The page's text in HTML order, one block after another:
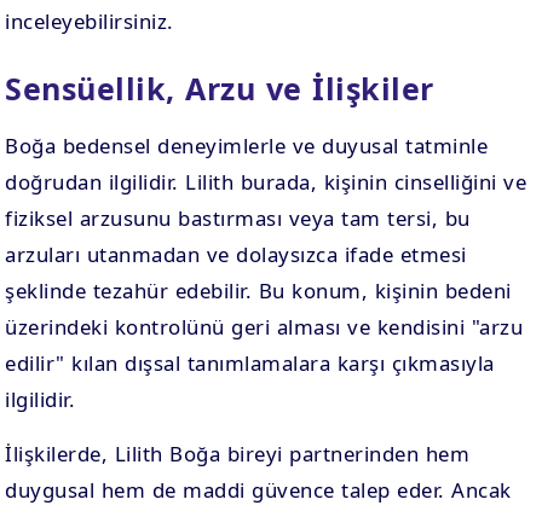
inceleyebilirsiniz.
Sensüellik, Arzu ve İlişkiler
Boğa bedensel deneyimlerle ve duyusal tatminle
doğrudan ilgilidir. Lilith burada, kişinin cinselliğini ve
fiziksel arzusunu bastırması veya tam tersi, bu
arzuları utanmadan ve dolaysızca ifade etmesi
şeklinde tezahür edebilir. Bu konum, kişinin bedeni
üzerindeki kontrolünü geri alması ve kendisini "arzu
edilir" kılan dışsal tanımlamalara karşı çıkmasıyla
ilgilidir.
İlişkilerde, Lilith Boğa bireyi partnerinden hem
duygusal hem de maddi güvence talep eder. Ancak